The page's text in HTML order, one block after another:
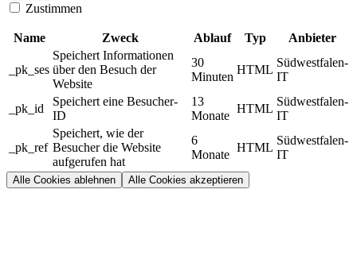
Zustimmen
Name Zweck Ablauf Typ Anbieter
_pk_ses
Speichert Informationen
über den Besuch der
Website
30
Minuten
HTML
Südwestfalen-
IT
_pk_id
Speichert eine Besucher-
ID
13
Monate
HTML
Südwestfalen-
IT
_pk_ref
Speichert, wie der
Besucher die Website
aufgerufen hat
6
Monate
HTML
Südwestfalen-
IT
Alle Cookies ablehnen Alle Cookies akzeptieren